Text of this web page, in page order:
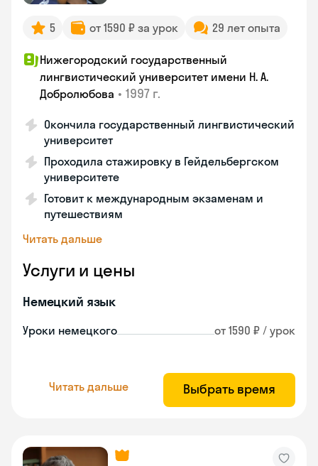
5 от 1590 ₽ за урок 29 лет опыта
Нижегородский государственный
лингвистический университет имени Н. А.
Добролюбова • 1997 г.
Окончила государственный лингвистический
университет
Проходила стажировку в Гейдельбергском
университете
Готовит к международным экзаменам и
путешествиям
Читать дальше
Услуги и цены
Немецкий язык
Уроки немецкого от 1590 ₽ / урок
Читать дальше Выбрать время